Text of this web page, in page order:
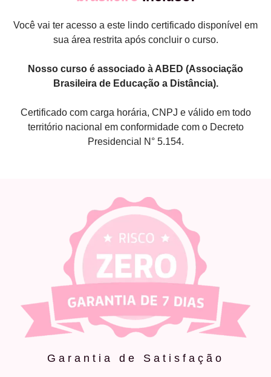
Você vai ter acesso a este lindo certificado disponível em
sua área restrita após concluir o curso.
Nosso curso é associado à ABED (Associação
Brasileira de Educação a Distância).
Certificado com carga horária, CNPJ e válido em todo
território nacional em conformidade com o Decreto
Presidencial N° 5.154.
Garantia de Satisfação